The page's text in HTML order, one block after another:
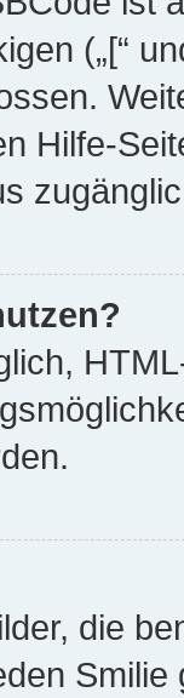
(„[“
Hilfe-
die